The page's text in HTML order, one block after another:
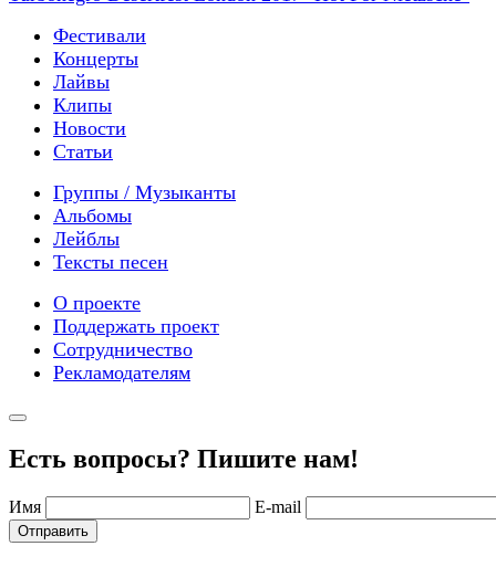
Фестивали
Концерты
Лайвы
Клипы
Новости
Статьи
Группы / Музыканты
Альбомы
Лейблы
Тексты песен
О проекте
Поддержать проект
Сотрудничество
Рекламодателям
Есть вопросы? Пишите нам!
Имя E-mail